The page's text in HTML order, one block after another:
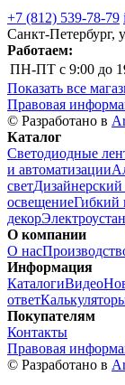
+7 (812) 539-78-79
Санкт-Петербург,
Работаем:
ПН-ПТ с 9:00 до
Показать все
Правовая
© Разработано в
Каталог
Светодиодные
и автоматизации
светДизайнерский
освещениеГибкий
декор
О компании
О нас
Информация
КаталогиВидео
ответ
Покупателям
Контакты
Правовая
© Разработано в